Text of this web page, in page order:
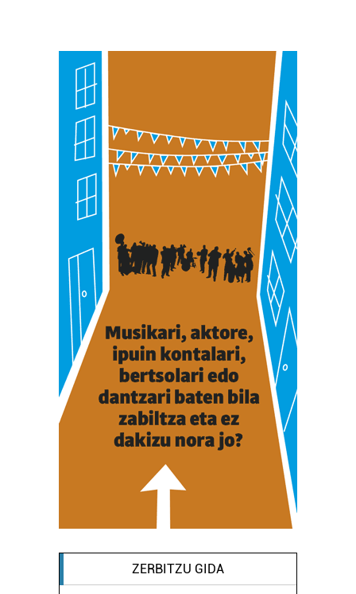
ZERBITZU GIDA